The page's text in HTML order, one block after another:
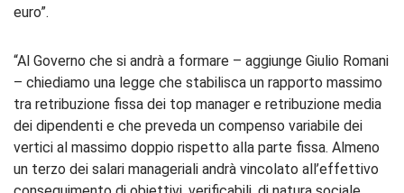
euro”.
“Al Governo che si andrà a formare – aggiunge Giulio Romani
– chiediamo una legge che stabilisca un rapporto massimo
tra retribuzione fissa dei top manager e retribuzione media
dei dipendenti e che preveda un compenso variabile dei
vertici al massimo doppio rispetto alla parte fissa. Almeno
un terzo dei salari manageriali andrà vincolato all’effettivo